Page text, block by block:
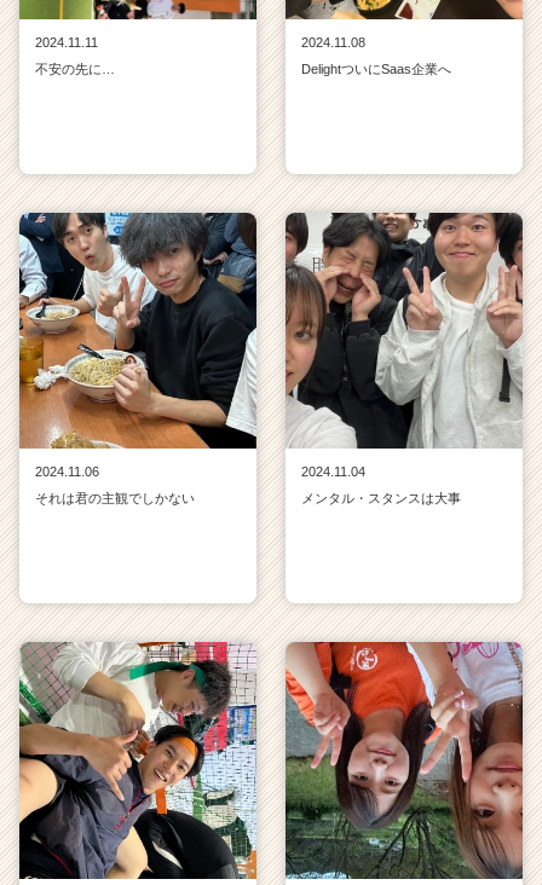
2024.11.11
不安の先に…
2024.11.08
DelightついにSaas企業へ
2024.11.06
それは君の主観でしかない
2024.11.04
メンタル・スタンスは大事